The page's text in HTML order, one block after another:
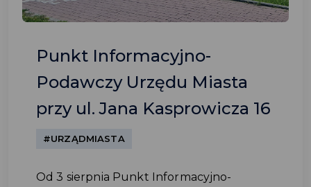
Punkt Informacyjno-
Podawczy Urzędu Miasta
przy ul. Jana Kasprowicza 16
#URZĄDMIASTA
Od 3 sierpnia Punkt Informacyjno-